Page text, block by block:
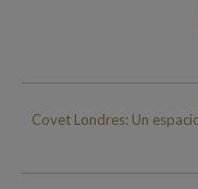
Covet Londres: Un